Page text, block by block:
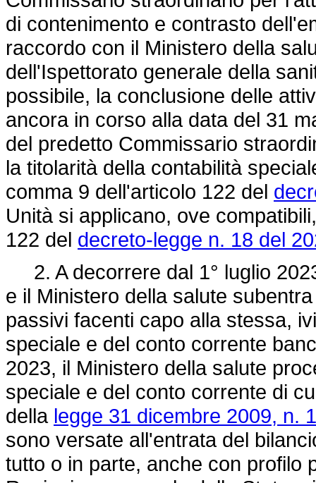
di contenimento e contrasto
raccordo con il Ministero della
dell'Ispettorato generale della
possibile, la conclusione delle
ancora in corso alla data del 31
del predetto Commissario
la titolarità della contabilità
comma 9 dell'articolo 122 del
Unità si applicano, ove
122 del decreto-legge n. 18 del
2. A decorrere dal 1° luglio
e il Ministero della salute
passivi facenti capo alla stessa,
speciale e del conto corrente
2023, il Ministero della salute
speciale e del conto corrente di
della legge 31 dicembre 2009, n.
sono versate all'entrata del
tutto o in parte, anche con profilo